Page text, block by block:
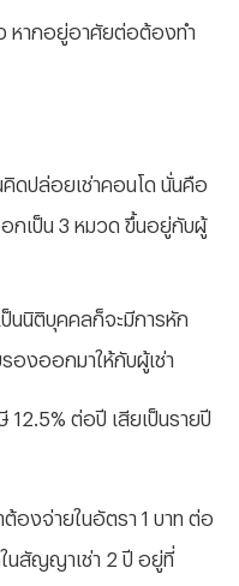
ากอยู่อาศัยต่อต้องทำ
ดปล่อยเช่าคอนโด นั่นคือ
กเป็น 3 หมวด ขึ้นอยู่กับผู้
ป็นนิติบุคคลก็จะมีการหัก
องออกมาให้กับผู้เช่า
12.5% ต่อปี เสียเป็นรายปี
องจ่ายในอัตรา 1 บาท ต่อ
ในสัญญาเช่า 2 ปี อยู่ที่